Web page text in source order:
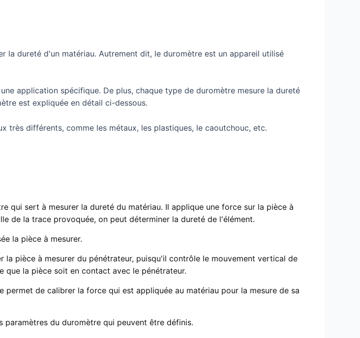
la dureté d'un matériau. Autrement dit, le duromètre est un appareil utilisé
application spécifique. De plus, chaque type de duromètre mesure la dureté
est expliquée en détail ci-dessous.
très différents, comme les métaux, les plastiques, le caoutchouc, etc.
qui sert à mesurer la dureté du matériau. Il applique une force sur la pièce à
de la trace provoquée, on peut déterminer la dureté de l'élément.
la pièce à mesurer.
pièce à mesurer du pénétrateur, puisqu'il contrôle le mouvement vertical de
la pièce soit en contact avec le pénétrateur.
permet de calibrer la force qui est appliquée au matériau pour la mesure de sa
du duromètre qui peuvent être définis.